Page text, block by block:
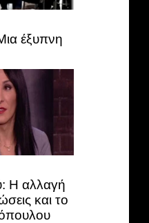
έξυπνη
Η αλλαγή
και το